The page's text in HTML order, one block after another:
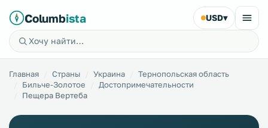
Columbista USD▾
Главная Страны Украина
Тернопольская область
Бильче-Золотое
Достопримечательности
Пещера Вертеба